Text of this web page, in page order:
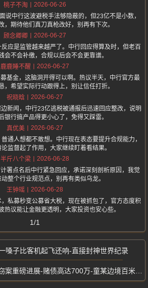
桃子不淘
2026-06-26
说中行这波避税手法够隐蔽的，但23亿不是小数，
，期待他们真刀真枪改好，别再有下次。
顾念卿卿
2026-06-27
应是监管越来越严了。中行回应得算及时，但老百
会不会补缴，合规以后会不会更靠谱。
鹿鹿睡不醒
2026-06-27
基金，这脑洞开得可以啊。热议半天，中行官方最
，希望实际行动跟得上，别让信任打折。
祝晓晗
2026-06-27
新闻，中行23亿逃税被通报后迅速回应整改，说明
银行搞产品得更小心了，免得又踩雷。
真优美
2026-06-27
通人想都不敢想。中行现在表态要提升合规能力，
监督起了作用，大家继续盯着看结果。
半斤八个梁
2026-06-28
署点名后中行紧急回应，承诺深刻剖析原因，我觉
整个行业规范点，别再有类似乌龙。
王钟瑶
2026-06-28
私募秒变公募省大税，现在被抓包了，官方态度积
热议能让金融更透明，大家投资也安心些。
1/1
嗓子比客机起飞还响-直接封神世界纪录
重磅进展-赌债高达700万-童某边境百米处被抓